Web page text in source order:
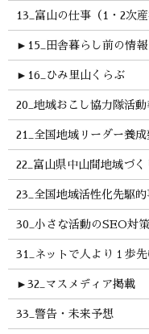
13_富山の仕事（1・2次産
► 15_田舎暮らし前の情報
► 16_ひみ里山くらぶ
20_地域おこし協力隊活
21_全国地域リーダー養
22_富山県中山間地域づく
23_全国地域活性化先駆的
30_小さな活動のSEO対
31_ネットで人より１歩
► 32_マスメディア掲載
33_警告・未来予想